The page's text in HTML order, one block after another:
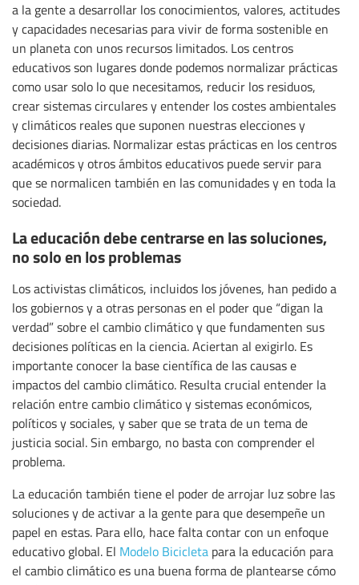
a la gente a desarrollar los conocimientos, valores, actitudes
y capacidades necesarias para vivir de forma sostenible en
un planeta con unos recursos limitados. Los centros
educativos son lugares donde podemos normalizar prácticas
como usar solo lo que necesitamos, reducir los residuos,
crear sistemas circulares y entender los costes ambientales
y climáticos reales que suponen nuestras elecciones y
decisiones diarias. Normalizar estas prácticas en los centros
académicos y otros ámbitos educativos puede servir para
que se normalicen también en las comunidades y en toda la
sociedad.
La educación debe centrarse en las soluciones,
no solo en los problemas
Los activistas climáticos, incluidos los jóvenes, han pedido a
los gobiernos y a otras personas en el poder que “digan la
verdad” sobre el cambio climático y que fundamenten sus
decisiones políticas en la ciencia. Aciertan al exigirlo. Es
importante conocer la base científica de las causas e
impactos del cambio climático. Resulta crucial entender la
relación entre cambio climático y sistemas económicos,
políticos y sociales, y saber que se trata de un tema de
justicia social. Sin embargo, no basta con comprender el
problema.
La educación también tiene el poder de arrojar luz sobre las
soluciones y de activar a la gente para que desempeñe un
papel en estas. Para ello, hace falta contar con un enfoque
educativo global. El Modelo Bicicleta para la educación para
el cambio climático es una buena forma de plantearse cómo